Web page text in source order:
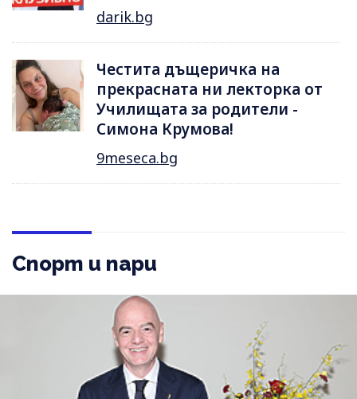
darik.bg
Честита дъщеричка на
прекрасната ни лекторка от
Училищата за родители -
Симона Крумова!
9meseca.bg
Спорт и пари